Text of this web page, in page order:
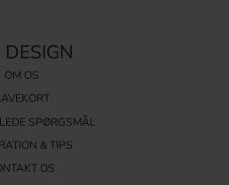
DESIGN
OM OS
SPØRGSMÅL
& TIPS
OS